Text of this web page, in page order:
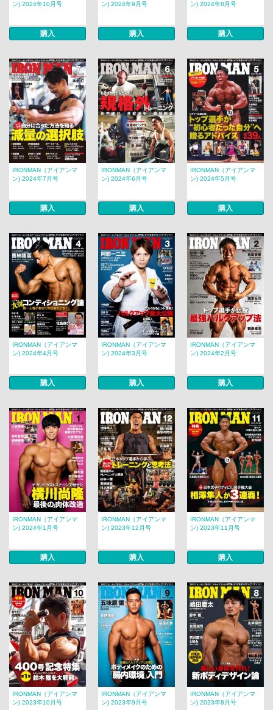
ン) 2024年10月号
購入
ン) 2024年9月号
購入
ン) 2024年8月号
購入
IRONMAN（アイアンマ
ン) 2024年7月号
購入
IRONMAN（アイアンマ
ン) 2024年6月号
購入
IRONMAN（アイアンマ
ン) 2024年5月号
購入
IRONMAN（アイアンマ
ン) 2024年4月号
購入
IRONMAN（アイアンマ
ン) 2024年3月号
購入
IRONMAN（アイアンマ
ン) 2024年2月号
購入
IRONMAN（アイアンマ
ン) 2024年1月号
購入
IRONMAN（アイアンマ
ン) 2023年12月号
購入
IRONMAN（アイアンマ
ン) 2023年11月号
購入
IRONMAN（アイアンマ
ン) 2023年10月号
IRONMAN（アイアンマ
ン) 2023年9月号
IRONMAN（アイアンマ
ン) 2023年8月号